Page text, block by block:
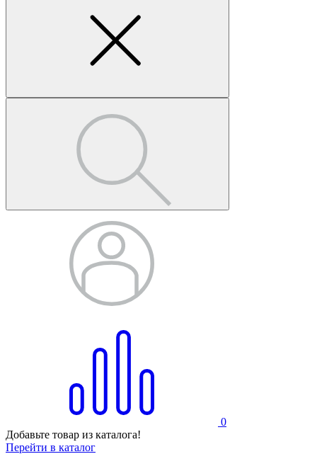
0
Добавьте товар из каталога!
Перейти в каталог